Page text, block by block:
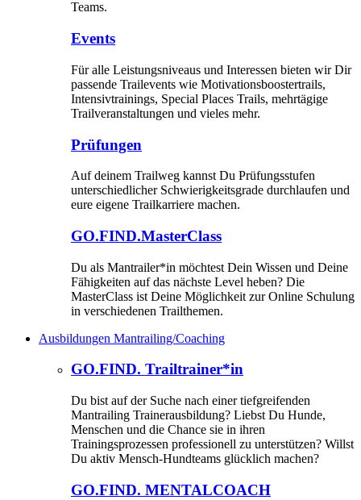
Teams.
Events
Für alle Leistungsniveaus und Interessen bieten wir Dir
passende Trailevents wie Motivationsboostertrails,
Intensivtrainings, Special Places Trails, mehrtägige
Trailveranstaltungen und vieles mehr.
Prüfungen
Auf deinem Trailweg kannst Du Prüfungsstufen
unterschiedlicher Schwierigkeitsgrade durchlaufen und
eure eigene Trailkarriere machen.
GO.FIND.MasterClass
Du als Mantrailer*in möchtest Dein Wissen und Deine
Fähigkeiten auf das nächste Level heben? Die
MasterClass ist Deine Möglichkeit zur Online Schulung
in verschiedenen Trailthemen.
Ausbildungen Mantrailing/Coaching
GO.FIND. Trailtrainer*in
Du bist auf der Suche nach einer tiefgreifenden
Mantrailing Trainerausbildung? Liebst Du Hunde,
Menschen und die Chance sie in ihren
Trainingsprozessen professionell zu unterstützen? Willst
Du aktiv Mensch-Hundteams glücklich machen?
GO.FIND. MENTALCOACH